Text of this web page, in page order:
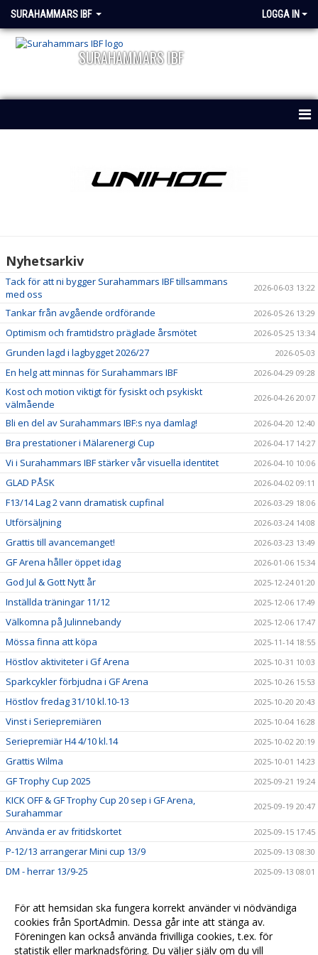
SURAHAMMARS IBF LOGGA IN
SURAHAMMARS IBF
DOKUMENT
VÅRA LAG/ LEDARE
KONTAKT
BILDGALLERI
Nyhetsarkiv
Tack för att ni bygger Surahammars IBF tillsammans
med oss
2026-06-03 13:22
Tankar från avgående ordförande 2026-05-26 13:29
Optimism och framtidstro präglade årsmötet 2026-05-25 13:34
Grunden lagd i lagbygget 2026/27 2026-05-03
En helg att minnas för Surahammars IBF 2026-04-29 09:28
Kost och motion viktigt för fysiskt och psykiskt
välmående
2026-04-26 20:07
Bli en del av Surahammars IBF:s nya damlag! 2026-04-20 12:40
Bra prestationer i Mälarenergi Cup 2026-04-17 14:27
Vi i Surahammars IBF stärker vår visuella identitet 2026-04-10 10:06
GLAD PÅSK 2026-04-02 09:11
F13/14 Lag 2 vann dramatisk cupfinal 2026-03-29 18:06
Utförsäljning 2026-03-24 14:08
Grattis till avancemanget! 2026-03-23 13:49
GF Arena håller öppet idag 2026-01-06 15:34
God Jul & Gott Nytt år 2025-12-24 01:20
Inställda träningar 11/12 2025-12-06 17:49
Välkomna på Julinnebandy 2025-12-06 17:47
Mössa finna att köpa 2025-11-14 18:55
Höstlov aktiviteter i Gf Arena 2025-10-31 10:03
Sparkcykler förbjudna i GF Arena 2025-10-26 15:53
Höstlov fredag 31/10 kl.10-13 2025-10-20 20:43
Vinst i Seriepremiären 2025-10-04 16:28
Seriepremiär H4 4/10 kl.14 2025-10-02 20:19
Grattis Wilma 2025-10-01 14:23
GF Trophy Cup 2025 2025-09-21 19:24
KICK OFF & GF Trophy Cup 20 sep i GF Arena,
Surahammar
2025-09-19 20:47
Använda er av fritidskortet 2025-09-15 17:45
P-12/13 arrangerar Mini cup 13/9 2025-09-13 08:30
DM - herrar 13/9-25 2025-09-13 08:01
GF Trophy 20-21 sep 2025 GF Arena 2025-08-30 00:25
Spännande saker händer under september månad I GF
Arena
2025-08-23 12:28
För att hemsidan ska fungera korrekt använder vi nödvändiga
cookies från SportAdmin. Dessa går inte att stänga av.
Föreningen kan också använda frivilliga cookies, t.ex. för
statistik eller marknadsföring. Du väljer själv om du vill